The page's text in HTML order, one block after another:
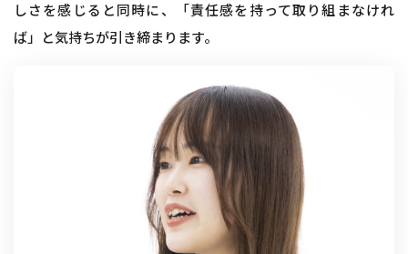
しさを感じると同時に、「責任感を持って取り組まなけれ
ば」と気持ちが引き締まります。